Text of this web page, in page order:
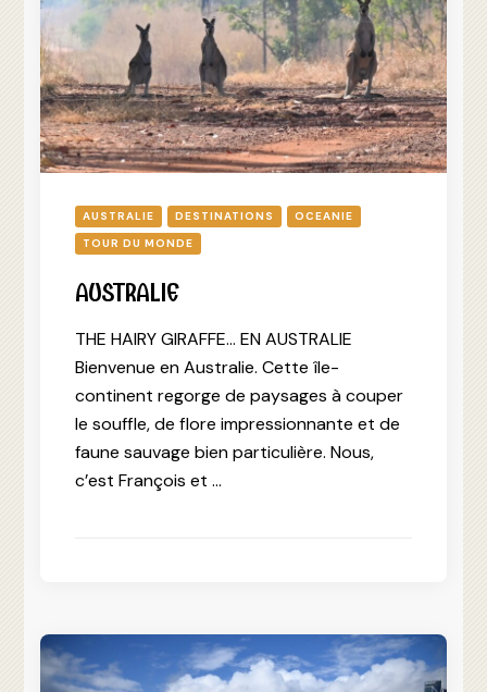
AUSTRALIE DESTINATIONS
OCEANIE
TOUR DU MONDE
AUSTRALIE
THE HAIRY GIRAFFE… EN AUSTRALIE
Bienvenue en Australie. Cette île-
continent regorge de paysages à couper
le souffle, de flore impressionnante et de
faune sauvage bien particulière. Nous,
c’est François et …